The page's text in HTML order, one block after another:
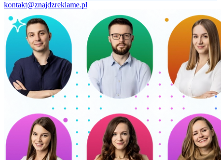
kontakt@znajdzreklame.pl